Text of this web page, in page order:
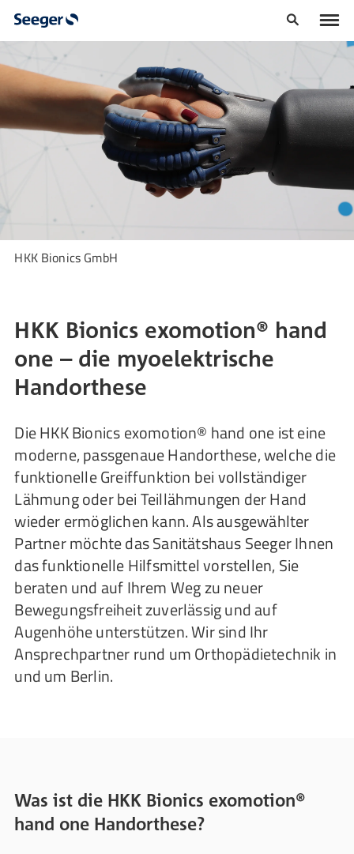
HKK Bionics GmbH
HKK Bionics exomotion® hand
one – die myoelektrische
Handorthese
Die HKK Bionics exomotion® hand one ist eine
moderne, passgenaue Handorthese, welche die
funktionelle Greiffunktion bei vollständiger
Lähmung oder bei Teillähmungen der Hand
wieder ermöglichen kann. Als ausgewählter
Partner möchte das Sanitätshaus Seeger Ihnen
das funktionelle Hilfsmittel vorstellen, Sie
beraten und auf Ihrem Weg zu neuer
Bewegungsfreiheit zuverlässig und auf
Augenhöhe unterstützen. Wir sind Ihr
Ansprechpartner rund um Orthopädietechnik in
und um Berlin.
Was ist die HKK Bionics exomotion®
hand one Handorthese?